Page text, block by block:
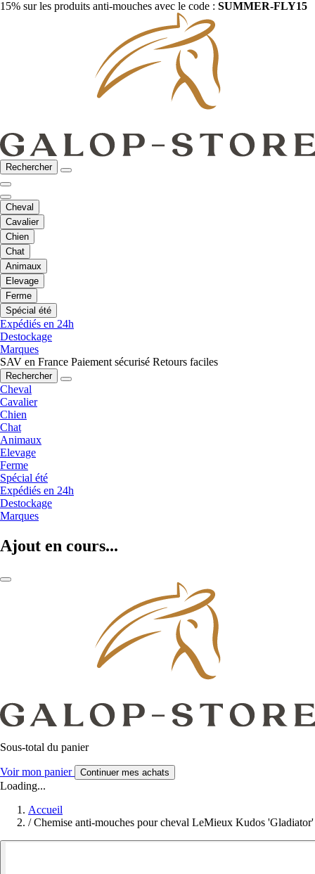
15% sur les produits anti-mouches avec le code : SUMMER-FLY15
Rechercher
Cheval
Cavalier
Chien
Chat
Animaux
Elevage
Ferme
Spécial été
Expédiés en 24h
Destockage
Marques
SAV en France Paiement sécurisé Retours faciles
Rechercher
Cheval
Cavalier
Chien
Chat
Animaux
Elevage
Ferme
Spécial été
Expédiés en 24h
Destockage
Marques
Ajout en cours...
Sous-total du panier
Voir mon panier Continuer mes achats
Loading...
Accueil
/ Chemise anti-mouches pour cheval LeMieux Kudos 'Gladiator'